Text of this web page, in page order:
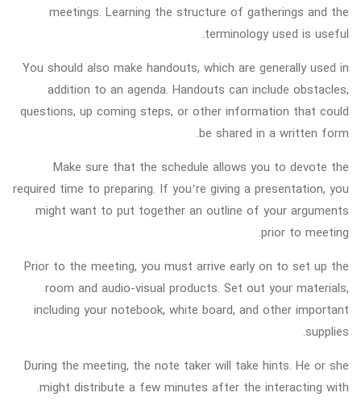
meetings. Learning the structure of gatherings and the
terminology used is useful.
You should also make handouts, which are generally used in
addition to an agenda. Handouts can include obstacles,
questions, up coming steps, or other information that could
be shared in a written form.
Make sure that the schedule allows you to devote the
required time to preparing. If you’re giving a presentation, you
might want to put together an outline of your arguments
prior to meeting.
Prior to the meeting, you must arrive early on to set up the
room and audio-visual products. Set out your materials,
including your notebook, white board, and other important
supplies.
During the meeting, the note taker will take hints. He or she
might distribute a few minutes after the interacting with.